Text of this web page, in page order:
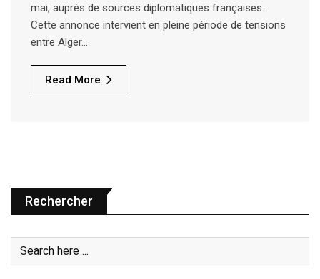
mai, auprès de sources diplomatiques françaises.
Cette annonce intervient en pleine période de tensions
entre Alger…
Read More
Rechercher